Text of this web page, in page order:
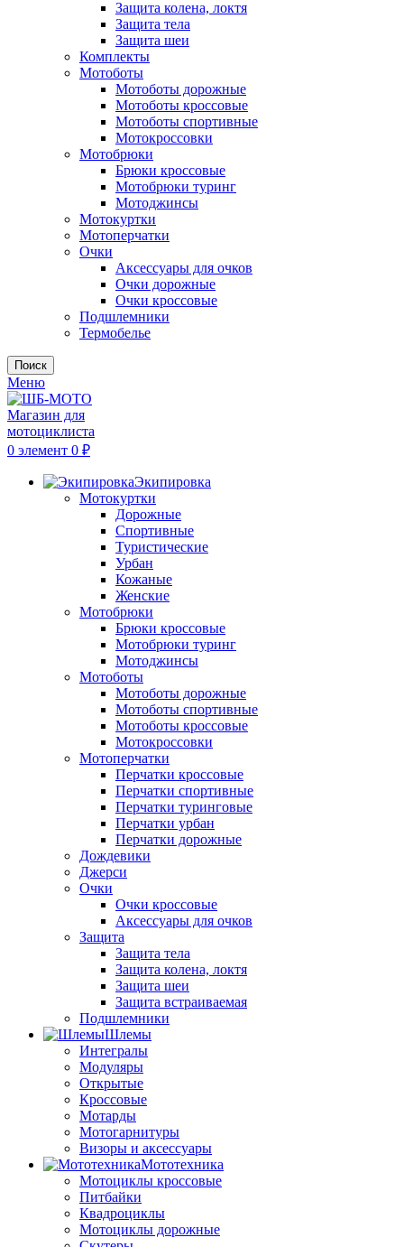
Защита колена, локтя
Защита тела
Защита шеи
Комплекты
Мотоботы
Мотоботы дорожные
Мотоботы кроссовые
Мотоботы спортивные
Мотокроссовки
Мотобрюки
Брюки кроссовые
Мотобрюки туринг
Мотоджинсы
Мотокуртки
Мотоперчатки
Очки
Аксессуары для очков
Очки дорожные
Очки кроссовые
Подшлемники
Термобелье
Поиск
Меню
0 элемент 0 ₽
Экипировка
Мотокуртки
Дорожные
Спортивные
Туристические
Урбан
Кожаные
Женские
Мотобрюки
Брюки кроссовые
Мотобрюки туринг
Мотоджинсы
Мотоботы
Мотоботы дорожные
Мотоботы спортивные
Мотоботы кроссовые
Мотокроссовки
Мотоперчатки
Перчатки кроссовые
Перчатки спортивные
Перчатки туринговые
Перчатки урбан
Перчатки дорожные
Дождевики
Джерси
Очки
Очки кроссовые
Аксессуары для очков
Защита
Защита тела
Защита колена, локтя
Защита шеи
Защита встраиваемая
Подшлемники
Шлемы
Интегралы
Модуляры
Открытые
Кроссовые
Мотарды
Мотогарнитуры
Визоры и аксессуары
Мототехника
Мотоциклы кроссовые
Питбайки
Квадроциклы
Мотоциклы дорожные